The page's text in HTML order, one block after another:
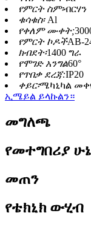
የምርት ስም፡ብርሃን
ቁሳቁስ፡Al
የቀለም ሙቀት;
የምርት ኮዶችAB-
ክብደት፡1400 ግራ
የሞገድ አንግል60°
የጥበቃ ደረጃ:IP20
ቀይር፡ሜካኒካል
ኢሜይል ይላኩልን።
መግለጫ
የመተግበሪያ
መጠን
የቴክኒክ ውሂብ